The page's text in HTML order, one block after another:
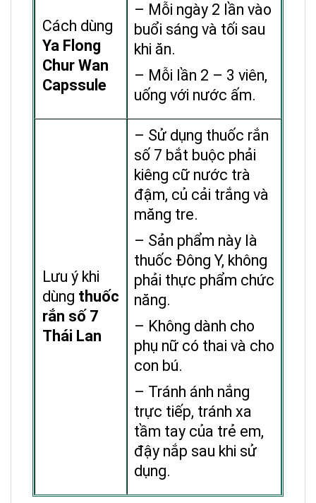
Cách dùng
Ya Flong
Chur Wan
Capssule
– Mỗi ngày 2 lần vào
buổi sáng và tối sau
khi ăn.
– Mỗi lần 2 – 3 viên,
uống với nước ấm.
Lưu ý khi
dùng thuốc
rắn số 7
Thái Lan
– Sử dụng thuốc rắn
số 7 bắt buộc phải
kiêng cữ nước trà
đậm, củ cải trắng và
măng tre.
– Sản phẩm này là
thuốc Đông Y, không
phải thực phẩm chức
năng.
– Không dành cho
phụ nữ có thai và cho
con bú.
– Tránh ánh nắng
trực tiếp, tránh xa
tầm tay của trẻ em,
đậy nắp sau khi sử
dụng.